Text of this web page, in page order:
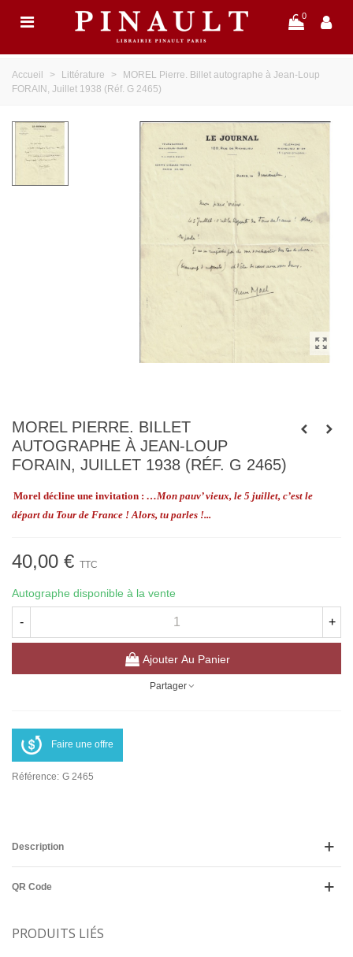
0
Accueil > Littérature >
MOREL Pierre. Billet autographe à Jean-Loup
FORAIN, Juillet 1938 (Réf. G 2465)
MOREL PIERRE. BILLET
AUTOGRAPHE À JEAN-LOUP
FORAIN, JUILLET 1938 (RÉF. G 2465)
Morel décline une invitation : …Mon pauv’ vieux, le 5 juillet, c’est le
départ du Tour de France ! Alors, tu parles !...
40,00 € TTC
Autographe disponible à la vente
- +
Ajouter Au Panier
Partager
Faire une offre
Référence: G 2465
Description
QR Code
PRODUITS LIÉS